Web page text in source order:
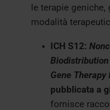
le terapie geniche,
modalità
ICH S12:
Gene Therapy
pubblicata a
fornisce